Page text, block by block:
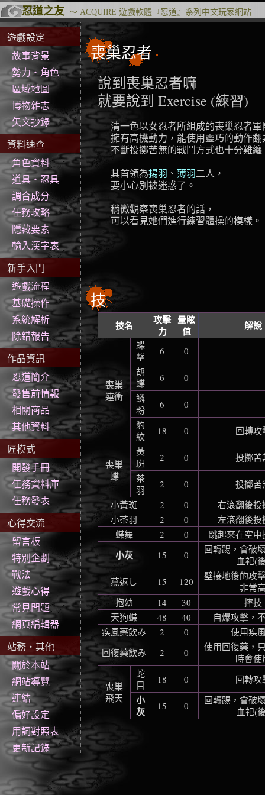
忍道之友 ～ ACQUIRE 遊戲軟體『忍道』系列中文玩家網站
遊戲設定
故事背景
勢力‧角色
區域地圖
博物雜志
矢文抄錄
資料速查
角色資料
道具‧忍具
調合成分
任務攻略
隱藏要素
輸入漢字表
新手入門
遊戲流程
基礎操作
系統解析
除錯報告
作品資訊
忍道簡介
發售前情報
相關商品
其他資料
匠模式
開發手冊
任務資料庫
任務發表
心得交流
留言板
特別企劃
戰法
遊戲心得
常見問題
網頁編輯器
站務‧其他
關於本站
網站導覽
連結
偏好設定
用詞對照表
更新記錄
喪巢忍者
說到喪巢忍者嘛
就要說到 Exercise (練習)
清一色以女忍者所組成的喪巢忍者軍
擁有高機動力，能使用靈巧的動作翻
不斷投擲苦無的戰鬥方式也十分難纏
其首領為揚羽 、 薄羽二人，
要小心別被迷惑了。
稍微觀察喪巢忍者的話，
可以看見她們進行練習體操的模樣。
技
技名
攻擊
力
暈眩
值
解說
喪巣
連衝
蝶
擊
6
0
胡
蝶
6
0
鳞
粉
6
0
豹
紋
18 0 回轉攻
喪巣
蝶
黃
斑
2 0
投擲苦
茶
羽
2 0
投擲苦
小黃斑
2 0
右滾翻後投
小茶羽
2 0
左滾翻後投
蝶舞
2 0 跳起來在空中
小灰 15 0
回轉踢，會破
血祀(
燕返し
15 120
壁接地後的攻
非常
抱幼
14 30
摔技
天狗蝶
48 40
自爆攻擊，
疾風藥飲み
2 0
使用疾
回復藥飲み
2 0
使用回復藥，
時會使
喪巣
飛天
蛇
目
18 0 回轉攻
小
灰
15 0
回轉踢，會破
血祀(